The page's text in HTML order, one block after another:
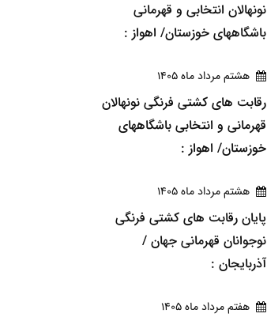
نونهالان انتخابی و قهرمانی
باشگاههای خوزستان/ اهواز :
هشتم مرداد ماه 1405
رقابت های کشتی فرنگی نونهالان
قهرمانی و انتخابی باشگاههای
خوزستان/ اهواز :
هشتم مرداد ماه 1405
پایان رقابت های کشتی فرنگی
نوجوانان قهرمانی جهان /
آذربایجان :
هفتم مرداد ماه 1405